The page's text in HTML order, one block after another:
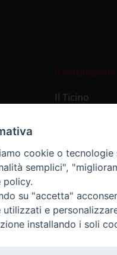
Il settimanale
Il Ticino
cookie o
semplici",
policy.
su "accetta"
utilizzati e
installando i soli